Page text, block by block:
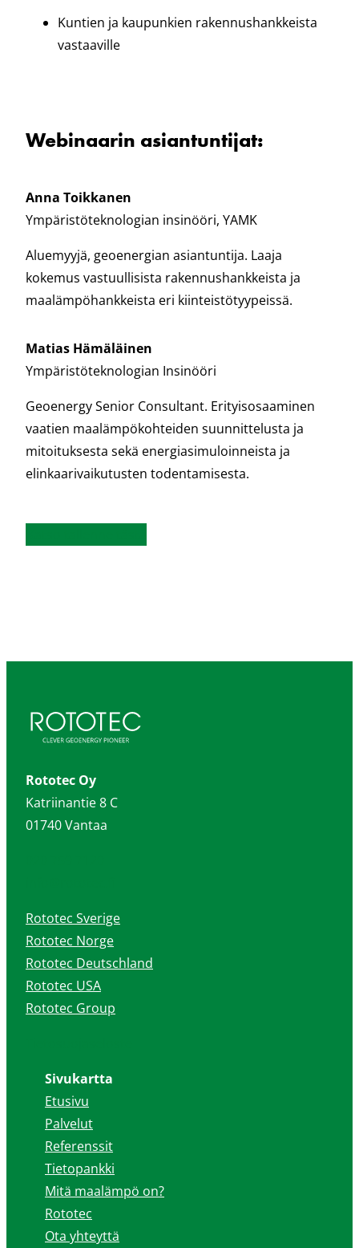
Kuntien ja kaupunkien rakennushankkeista
vastaaville
Webinaarin asiantuntijat:
Anna Toikkanen
Ympäristöteknologian insinööri, YAMK
Aluemyyjä, geoenergian asiantuntija. Laaja
kokemus vastuullisista rakennushankkeista ja
maalämpöhankkeista eri kiinteistötyypeissä.
Matias Hämäläinen
Ympäristöteknologian Insinööri
Geoenergy Senior Consultant. Erityisosaaminen
vaatien maalämpökohteiden suunnittelusta ja
mitoituksesta sekä energiasimuloinneista ja
elinkaarivaikutusten todentamisesta.
Rototec Oy
Katriinantie 8 C
01740 Vantaa
Rototec Sverige
Rototec Norge
Rototec Deutschland
Rototec USA
Rototec Group
Sivukartta
Etusivu
Palvelut
Referenssit
Tietopankki
Mitä maalämpö on?
Rototec
Ota yhteyttä